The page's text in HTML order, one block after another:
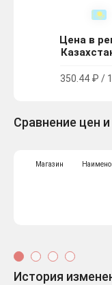
Цена в
350.44 ₽ /
Сравнение цен и
Магазин
История